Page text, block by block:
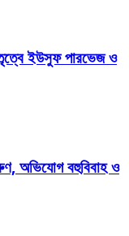
ইউসুফ পারভেজ ও
অভিযোগ বহুবিবাহ ও